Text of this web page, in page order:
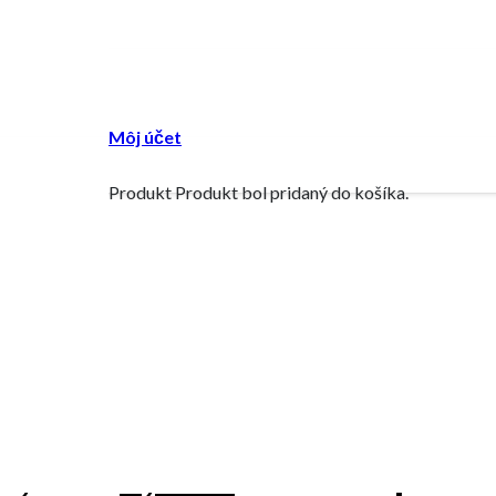
Môj účet
ProduktProduktbol pridaný do košíka.
€.